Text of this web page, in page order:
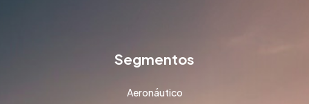
Segmentos
Aeronáutico